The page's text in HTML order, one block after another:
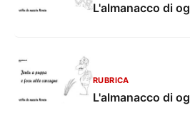
L'almanacco di
RUBRICA
L'almanacco di